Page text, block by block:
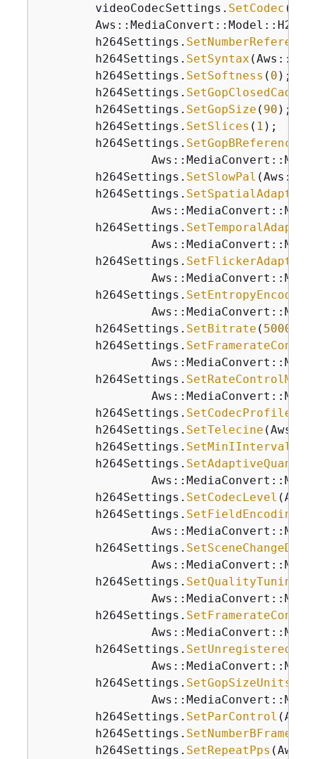
        videoCodecSettings.
SetCodec
        h264Settings.
        h264Settings.
SetSyntax
        h264Settings.
SetSoftness ( 0 );
        h264Settings.
        h264Settings.
SetGopSize ( 90 );
        h264Settings.
SetSlices ( 1 );
        h264Settings.
SetGopBReference
        h264Settings.
SetSlowPal
        h264Settings.
        h264Settings.
        h264Settings.
        h264Settings.
SetEntropyEncoding
        h264Settings.
SetBitrate ( 5000000
        h264Settings.
        h264Settings.
SetRateControlMode
        h264Settings.
SetCodecProfile
        h264Settings.
SetTelecine
        h264Settings.
SetMinIInterval
        h264Settings.
        h264Settings.
SetCodecLevel
        h264Settings.
SetFieldEncoding
        h264Settings.
        h264Settings.
        h264Settings.
        h264Settings.
        h264Settings.
SetGopSizeUnits
        h264Settings.
SetParControl
        h264Settings.
        h264Settings.
SetRepeatPps